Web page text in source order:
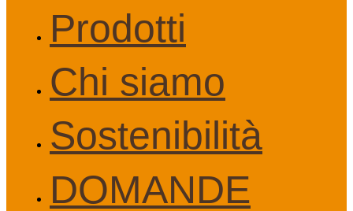
Prodotti
Chi siamo
Sostenibilità
DOMANDE